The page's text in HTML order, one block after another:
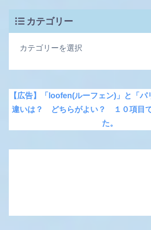
カテゴリー
【広告】「loofen(ルーフェン)」と「
違いは？ どちらがよい？ １０項目
た。